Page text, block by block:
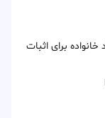
برای اثبات